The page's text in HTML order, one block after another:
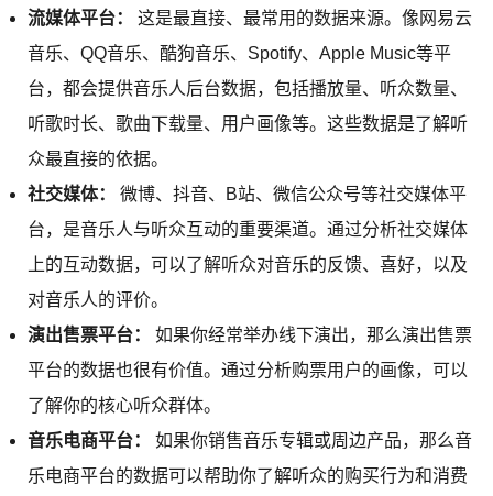
流媒体平台：
这是最直接、最常用的数据来源。像网易云
音乐、QQ音乐、酷狗音乐、Spotify、Apple Music等平
台，都会提供音乐人后台数据，包括播放量、听众数量、
听歌时长、歌曲下载量、用户画像等。这些数据是了解听
众最直接的依据。
社交媒体：
微博、抖音、B站、微信公众号等社交媒体平
台，是音乐人与听众互动的重要渠道。通过分析社交媒体
上的互动数据，可以了解听众对音乐的反馈、喜好，以及
对音乐人的评价。
演出售票平台：
如果你经常举办线下演出，那么演出售票
平台的数据也很有价值。通过分析购票用户的画像，可以
了解你的核心听众群体。
音乐电商平台：
如果你销售音乐专辑或周边产品，那么音
乐电商平台的数据可以帮助你了解听众的购买行为和消费